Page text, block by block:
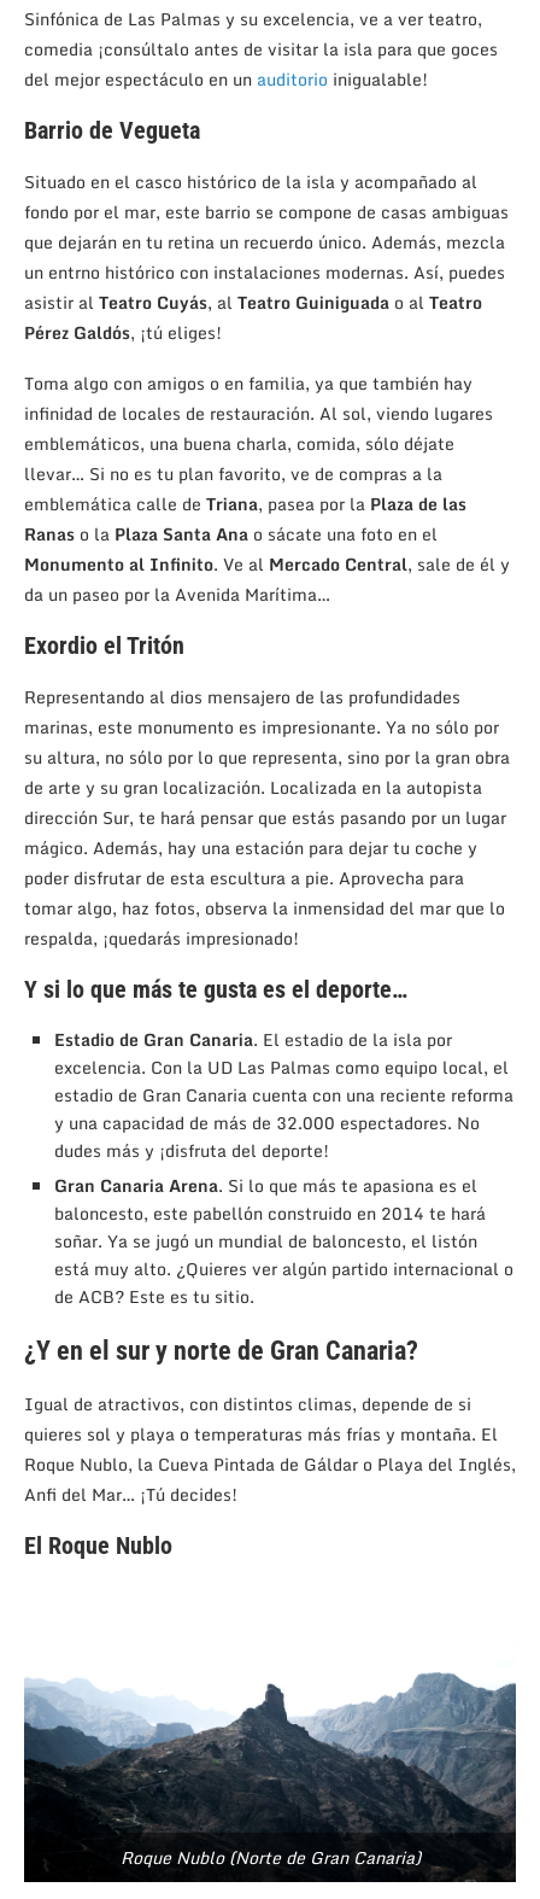
Sinfónica de Las Palmas y su excelencia, ve a ver teatro,
comedia ¡consúltalo antes de visitar la isla para que goces
del mejor espectáculo en un auditorio inigualable!
Barrio de Vegueta
Situado en el casco histórico de la isla y acompañado al
fondo por el mar, este barrio se compone de casas ambiguas
que dejarán en tu retina un recuerdo único. Además, mezcla
un entrno histórico con instalaciones modernas. Así, puedes
asistir al Teatro Cuyás, al Teatro Guiniguada o al Teatro
Pérez Galdós, ¡tú eliges!
Toma algo con amigos o en familia, ya que también hay
infinidad de locales de restauración. Al sol, viendo lugares
emblemáticos, una buena charla, comida, sólo déjate
llevar… Si no es tu plan favorito, ve de compras a la
emblemática calle de Triana, pasea por la Plaza de las
Ranas o la Plaza Santa Ana o sácate una foto en el
Monumento al Infinito. Ve al Mercado Central, sale de él y
da un paseo por la Avenida Marítima…
Exordio el Tritón
Representando al dios mensajero de las profundidades
marinas, este monumento es impresionante. Ya no sólo por
su altura, no sólo por lo que representa, sino por la gran obra
de arte y su gran localización. Localizada en la autopista
dirección Sur, te hará pensar que estás pasando por un lugar
mágico. Además, hay una estación para dejar tu coche y
poder disfrutar de esta escultura a pie. Aprovecha para
tomar algo, haz fotos, observa la inmensidad del mar que lo
respalda, ¡quedarás impresionado!
Y si lo que más te gusta es el deporte…
Estadio de Gran Canaria. El estadio de la isla por
excelencia. Con la UD Las Palmas como equipo local, el
estadio de Gran Canaria cuenta con una reciente reforma
y una capacidad de más de 32.000 espectadores. No
dudes más y ¡disfruta del deporte!
Gran Canaria Arena. Si lo que más te apasiona es el
baloncesto, este pabellón construido en 2014 te hará
soñar. Ya se jugó un mundial de baloncesto, el listón
está muy alto. ¿Quieres ver algún partido internacional o
de ACB? Este es tu sitio.
¿Y en el sur y norte de Gran Canaria?
Igual de atractivos, con distintos climas, depende de si
quieres sol y playa o temperaturas más frías y montaña. El
Roque Nublo, la Cueva Pintada de Gáldar o Playa del Inglés,
Anfi del Mar… ¡Tú decides!
El Roque Nublo
Roque Nublo (Norte de Gran Canaria)